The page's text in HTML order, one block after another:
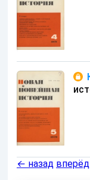
← назад вперёд